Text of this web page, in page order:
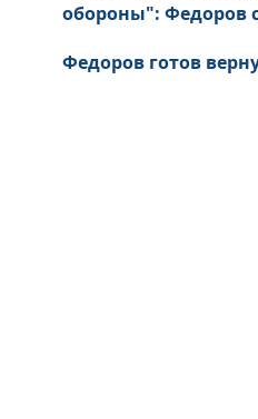
обороны": Федоров
Федоров готов